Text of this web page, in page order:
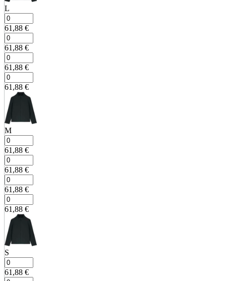
L
61,88 €
61,88 €
61,88 €
61,88 €
M
61,88 €
61,88 €
61,88 €
61,88 €
S
61,88 €